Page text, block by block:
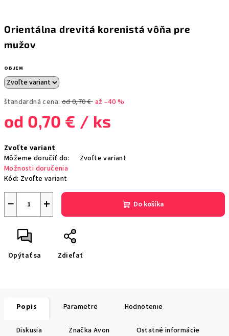
Orientálna drevitá korenistá vôňa pre
mužov
OBJEM
štandardná cena: od 0,70 € až –40 %
od 0,70 € / ks
cena:
Zvoľte variant
Môžeme doručiť do:
Zvoľte variant
Možnosti doručenia
Kód: Zvoľte variant
+
− Do košíka
Opýtať sa Zdieľať
Popis Parametre Hodnotenie
Diskusia Značka Avon Ostatné informácie